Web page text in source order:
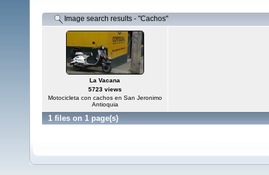
Image search results - "Cachos"
La Vacana
5723 views
Motocicleta con cachos en San Jeronimo
Antioquia
1 files on 1 page(s)